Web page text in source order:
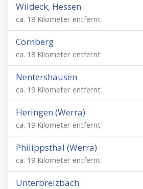
Wildeck, Hessen
ca. 18 Kilometer entfernt
Cornberg
ca. 18 Kilometer entfernt
Nentershausen
ca. 19 Kilometer entfernt
Heringen (Werra)
ca. 19 Kilometer entfernt
Philippsthal (Werra)
ca. 19 Kilometer entfernt
Unterbreizbach